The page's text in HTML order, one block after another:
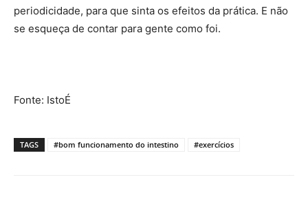
periodicidade, para que sinta os efeitos da prática. E não
se esqueça de contar para gente como foi.
Fonte: IstoÉ
TAGS #bom funcionamento do intestino #exercícios